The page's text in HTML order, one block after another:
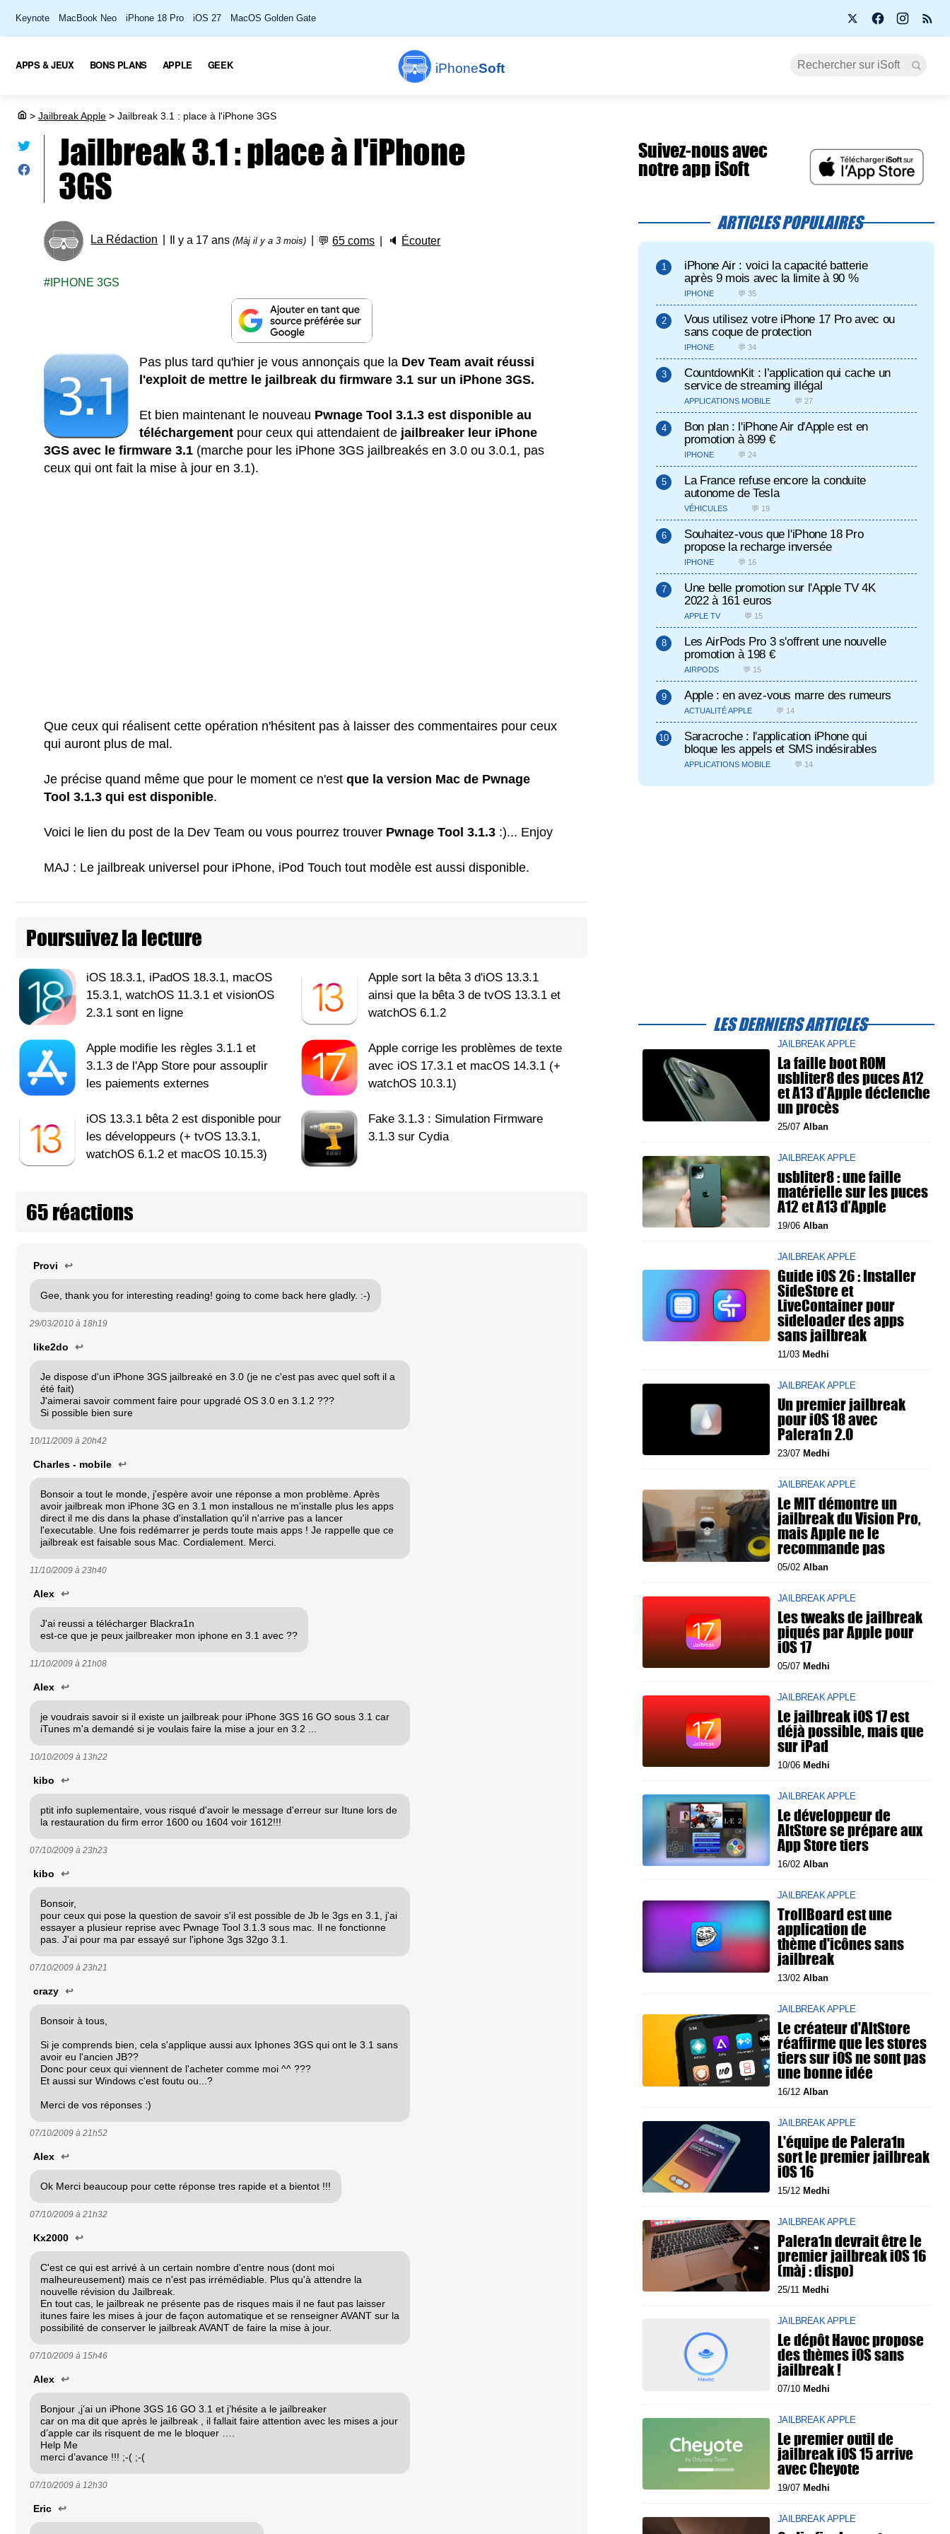
Keynote MacBook Neo iPhone 18 Pro iOS 27 MacOS Golden Gate
iPhoneSoft
APPS & JEUX BONS PLANS APPLE GEEK
> Jailbreak Apple > Jailbreak 3.1 : place à l'iPhone 3GS
Jailbreak 3.1 : place à l'iPhone
3GS
La Rédaction Il y a 17 ans(Màj il y a 3 mois) 💬65 coms 🔈 Écouter
IPHONE 3GS
Pas plus tard qu'hier je vous annonçais que la Dev Team avait réussi
l'exploit de mettre le jailbreak du firmware 3.1 sur un iPhone 3GS.
Et bien maintenant le nouveau Pwnage Tool 3.1.3 est disponible au
téléchargement pour ceux qui attendaient de jailbreaker leur iPhone
3GS avec le firmware 3.1 (marche pour les iPhone 3GS jailbreakés en 3.0 ou 3.0.1, pas
ceux qui ont fait la mise à jour en 3.1).
Que ceux qui réalisent cette opération n'hésitent pas à laisser des commentaires pour ceux
qui auront plus de mal.
Je précise quand même que pour le moment ce n'estque la version Mac de Pwnage
Tool 3.1.3 qui est disponible.
Voici le lien du post de la Dev Team ou vous pourrez trouver Pwnage Tool 3.1.3 :)... Enjoy
MAJ : Le jailbreak universel pour iPhone, iPod Touch tout modèle est aussi disponible.
Poursuivez la lecture
iOS 18.3.1, iPadOS 18.3.1, macOS
15.3.1, watchOS 11.3.1 et visionOS
2.3.1 sont en ligne
Apple sort la bêta 3 d'iOS 13.3.1
ainsi que la bêta 3 de tvOS 13.3.1 et
watchOS 6.1.2
Apple modifie les règles 3.1.1 et
3.1.3 de l'App Store pour assouplir
les paiements externes
Apple corrige les problèmes de texte
avec iOS 17.3.1 et macOS 14.3.1 (+
watchOS 10.3.1)
iOS 13.3.1 bêta 2 est disponible pour
les développeurs (+ tvOS 13.3.1,
watchOS 6.1.2 et macOS 10.15.3)
Fake 3.1.3 : Simulation Firmware
3.1.3 sur Cydia
65 réactions
Provi ↩
Gee, thank you for interesting reading! going to come back here gladly. :-)
29/03/2010 à 18h19
like2do ↩
Je dispose d'un iPhone 3GS jailbreaké en 3.0 (je ne c'est pas avec quel soft il a
été fait)
J'aimerai savoir comment faire pour upgradé OS 3.0 en 3.1.2 ???
Si possible bien sure
10/11/2009 à 20h42
Charles - mobile ↩
Bonsoir a tout le monde, j'espère avoir une réponse a mon problème. Après
avoir jailbreak mon iPhone 3G en 3.1 mon installous ne m'installe plus les apps
direct il me dis dans la phase d'installation qu'il n'arrive pas a lancer
l'executable. Une fois redémarrer je perds toute mais apps ! Je rappelle que ce
jailbreak est faisable sous Mac. Cordialement. Merci.
11/10/2009 à 23h40
Alex ↩
J'ai reussi a télécharger Blackra1n
est-ce que je peux jailbreaker mon iphone en 3.1 avec ??
11/10/2009 à 21h08
Alex ↩
je voudrais savoir si il existe un jailbreak pour iPhone 3GS 16 GO sous 3.1 car
iTunes m'a demandé si je voulais faire la mise a jour en 3.2 ...
10/10/2009 à 13h22
kibo ↩
ptit info suplementaire, vous risqué d'avoir le message d'erreur sur Itune lors de
la restauration du firm error 1600 ou 1604 voir 1612!!!
07/10/2009 à 23h23
kibo ↩
Bonsoir,
pour ceux qui pose la question de savoir s'il est possible de Jb le 3gs en 3.1, j'ai
essayer a plusieur reprise avec Pwnage Tool 3.1.3 sous mac. Il ne fonctionne
pas. J'ai pour ma par essayé sur l'iphone 3gs 32go 3.1.
07/10/2009 à 23h21
crazy ↩
Bonsoir à tous,
Si je comprends bien, cela s'applique aussi aux Iphones 3GS qui ont le 3.1 sans
avoir eu l'ancien JB??
Donc pour ceux qui viennent de l'acheter comme moi ^^ ???
Et aussi sur Windows c'est foutu ou...?
Merci de vos réponses :)
07/10/2009 à 21h52
Alex ↩
Ok Merci beaucoup pour cette réponse tres rapide et a bientot !!!
07/10/2009 à 21h32
Kx2000 ↩
C'est ce qui est arrivé à un certain nombre d'entre nous (dont moi
malheureusement) mais ce n'est pas irrémédiable. Plus qu'à attendre la
nouvelle révision du Jailbreak.
En tout cas, le jailbreak ne présente pas de risques mais il ne faut pas laisser
itunes faire les mises à jour de façon automatique et se renseigner AVANT sur la
possibilité de conserver le jailbreak AVANT de faire la mise à jour.
07/10/2009 à 15h46
Alex ↩
Bonjour ,j’ai un iPhone 3GS 16 GO 3.1 et j’hésite a le jailbreaker
car on ma dit que après le jailbreak , il fallait faire attention avec les mises a jour
d’apple car ils risquent de me le bloquer ….
Help Me
merci d’avance !!! ;-( ;-(
07/10/2009 à 12h30
Eric ↩
Suivez-nous avec
notre app iSoft
ARTICLES POPULAIRES
iPhone Air : voici la capacité batterie
après 9 mois avec la limite à 90 %
IPHONE 💬 35
Vous utilisez votre iPhone 17 Pro avec ou
sans coque de protection
IPHONE 💬 34
CountdownKit : l’application qui cache un
service de streaming illégal
APPLICATIONS MOBILE 💬 27
Bon plan : l'iPhone Air d'Apple est en
promotion à 899 €
IPHONE 💬 24
La France refuse encore la conduite
autonome de Tesla
VÉHICULES 💬 19
Souhaitez-vous que l'iPhone 18 Pro
propose la recharge inversée
IPHONE 💬 16
Une belle promotion sur l'Apple TV 4K
2022 à 161 euros
APPLE TV 💬 15
Les AirPods Pro 3 s'offrent une nouvelle
promotion à 198 €
AIRPODS 💬 15
Apple : en avez-vous marre des rumeurs
ACTUALITÉ APPLE 💬 14
Saracroche : l'application iPhone qui
bloque les appels et SMS indésirables
APPLICATIONS MOBILE 💬 14
LES DERNIERS ARTICLES
JAILBREAK APPLE
La faille boot ROM
usbliter8 des puces A12
et A13 d’Apple déclenche
un procès
25/07 Alban
JAILBREAK APPLE
usbliter8 : une faille
matérielle sur les puces
A12 et A13 d’Apple
19/06 Alban
JAILBREAK APPLE
Guide iOS 26 : Installer
SideStore et
LiveContainer pour
sideloader des apps
sans jailbreak
11/03 Medhi
JAILBREAK APPLE
Un premier jailbreak
pour iOS 18 avec
Palera1n 2.0
23/07 Medhi
JAILBREAK APPLE
Le MIT démontre un
jailbreak du Vision Pro,
mais Apple ne le
recommande pas
05/02 Alban
JAILBREAK APPLE
Les tweaks de jailbreak
piqués par Apple pour
iOS 17
05/07 Medhi
JAILBREAK APPLE
Le jailbreak iOS 17 est
déjà possible, mais que
sur iPad
10/06 Medhi
JAILBREAK APPLE
Le développeur de
AltStore se prépare aux
App Store tiers
16/02 Alban
JAILBREAK APPLE
TrollBoard est une
application de
thème d'icônes sans
jailbreak
13/02 Alban
JAILBREAK APPLE
Le créateur d'AltStore
réaffirme que les stores
tiers sur iOS ne sont pas
une bonne idée
16/12 Alban
JAILBREAK APPLE
L'équipe de Palera1n
sort le premier jailbreak
iOS 16
15/12 Medhi
JAILBREAK APPLE
Palera1n devrait être le
premier jailbreak iOS 16
(màj : dispo)
25/11 Medhi
JAILBREAK APPLE
Le dépôt Havoc propose
des thèmes iOS sans
jailbreak !
07/10 Medhi
JAILBREAK APPLE
Le premier outil de
jailbreak iOS 15 arrive
avec Cheyote
19/07 Medhi
JAILBREAK APPLE